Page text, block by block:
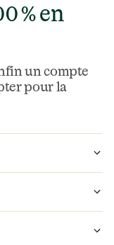
% en
un compte
pour la